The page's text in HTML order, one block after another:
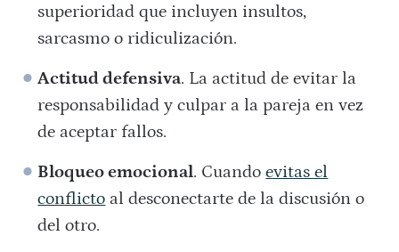
superioridad que incluyen insultos,
sarcasmo o ridiculización.
Actitud defensiva. La actitud de evitar la
responsabilidad y culpar a la pareja en vez
de aceptar fallos.
Bloqueo emocional. Cuandoevitas el
conflicto al desconectarte de la discusión o
del otro.